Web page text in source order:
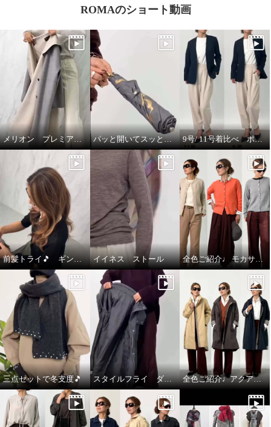
ROMAのショート動画
メリオン プレミアムな着心地🎵 パッと開いてスッと閉じる🎵晴雨兼用折りたたみジャンプ傘 9号/ 11号着比べ ポルトゥヴィータ ノーカラージャケット
前髪トライ🎵 ギンカウィンカ ドレスドヘアー イイネス ストール 全色ご紹介♩ モカサン ジュンコシマダ カーディガン
三点セットで冬支度🎵 スタイルフライ ダウンコート 全色ご紹介♩アクアスキュータム